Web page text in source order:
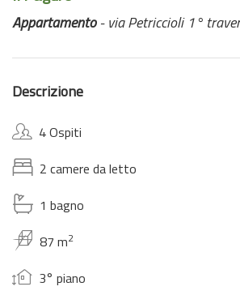
Appartamento- via Petriccioli 1°
Descrizione
4 Ospiti
2 camere da letto
1 bagno
87 m2
3° piano